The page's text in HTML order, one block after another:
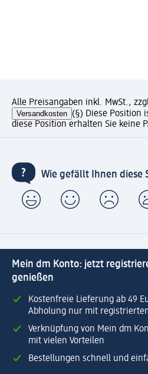
Alle Preisangaben inkl. MwSt.,
Versandkosten (§) Diese Position
diese Position erhalten Sie keine
Wie gefällt Ihnen diese
Mein dm Konto: jetzt
genießen
Kostenfreie Lieferung ab 49
Abholung nur mit
Verknüpfung von Mein dm
mit vielen Vorteilen
Bestellungen schnell und